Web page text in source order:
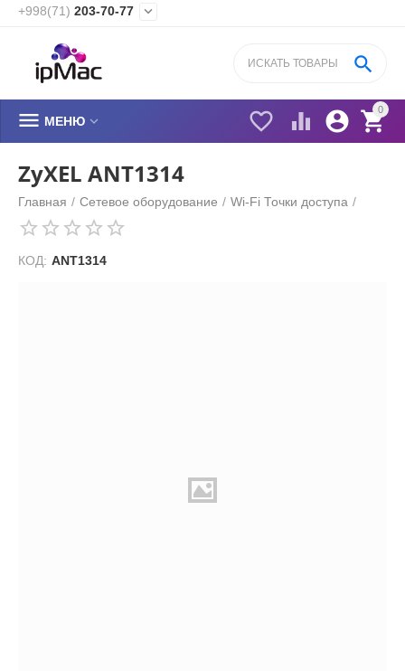
+998(71) 203-70-77 
0


 

 МЕНЮ 
ZyXEL ANT1314
Главная / Сетевое оборудование / Wi-Fi Точки доступа /
КОД: ANT1314